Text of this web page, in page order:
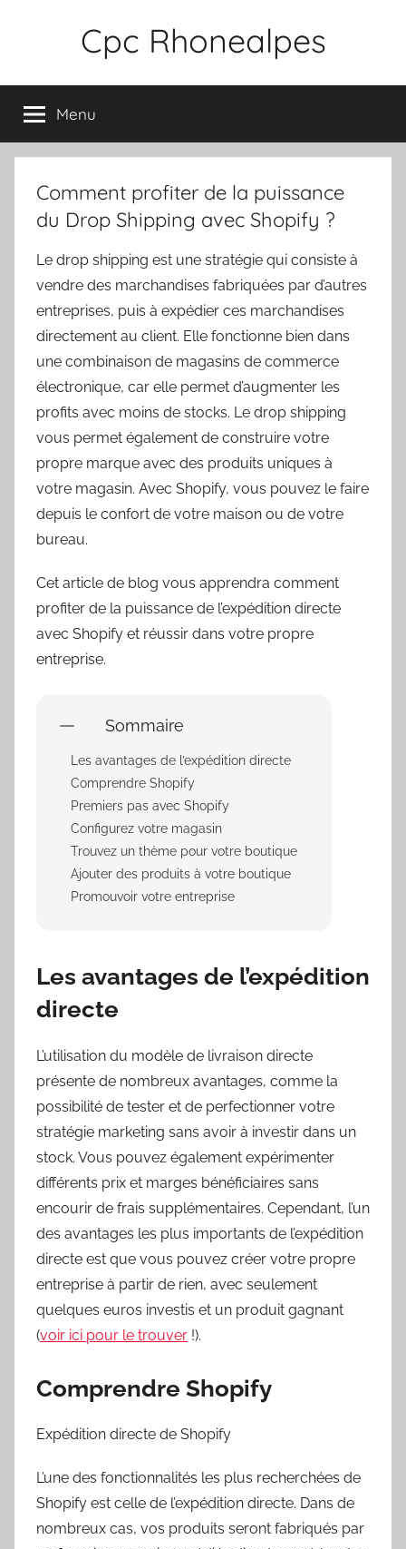
Cpc Rhonealpes
Menu
Comment profiter de la puissance
du Drop Shipping avec Shopify ?
Le drop shipping est une stratégie qui consiste à
vendre des marchandises fabriquées par d’autres
entreprises, puis à expédier ces marchandises
directement au client. Elle fonctionne bien dans
une combinaison de magasins de commerce
électronique, car elle permet d’augmenter les
profits avec moins de stocks. Le drop shipping
vous permet également de construire votre
propre marque avec des produits uniques à
votre magasin. Avec Shopify, vous pouvez le faire
depuis le confort de votre maison ou de votre
bureau.
Cet article de blog vous apprendra comment
profiter de la puissance de l’expédition directe
avec Shopify et réussir dans votre propre
entreprise.
Sommaire
Les avantages de l’expédition directe
Comprendre Shopify
Premiers pas avec Shopify
Configurez votre magasin
Trouvez un thème pour votre boutique
Ajouter des produits à votre boutique
Promouvoir votre entreprise
Les avantages de l’expédition
directe
L’utilisation du modèle de livraison directe
présente de nombreux avantages, comme la
possibilité de tester et de perfectionner votre
stratégie marketing sans avoir à investir dans un
stock. Vous pouvez également expérimenter
différents prix et marges bénéficiaires sans
encourir de frais supplémentaires. Cependant, l’un
des avantages les plus importants de l’expédition
directe est que vous pouvez créer votre propre
entreprise à partir de rien, avec seulement
quelques euros investis et un produit gagnant
(voir ici pour le trouver !).
Comprendre Shopify
Expédition directe de Shopify
L’une des fonctionnalités les plus recherchées de
Shopify est celle de l’expédition directe. Dans de
nombreux cas, vos produits seront fabriqués par